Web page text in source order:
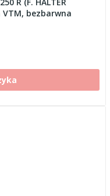
VTM, bezbarwna